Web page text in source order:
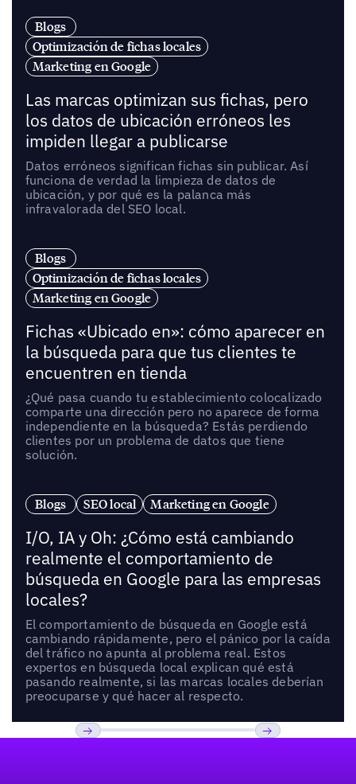
Blogs
Optimización de fichas locales
Marketing en Google
Las marcas optimizan sus fichas, pero
los datos de ubicación erróneos les
impiden llegar a publicarse
Datos erróneos significan fichas sin publicar. Así
funciona de verdad la limpieza de datos de
ubicación, y por qué es la palanca más
infravalorada del SEO local.
Blogs
Optimización de fichas locales
Marketing en Google
Fichas «Ubicado en»: cómo aparecer en
la búsqueda para que tus clientes te
encuentren en tienda
¿Qué pasa cuando tu establecimiento colocalizado
comparte una dirección pero no aparece de forma
independiente en la búsqueda? Estás perdiendo
clientes por un problema de datos que tiene
solución.
Blogs SEO local Marketing en Google
I/O, IA y Oh: ¿Cómo está cambiando
realmente el comportamiento de
búsqueda en Google para las empresas
locales?
El comportamiento de búsqueda en Google está
cambiando rápidamente, pero el pánico por la caída
del tráfico no apunta al problema real. Estos
expertos en búsqueda local explican qué está
pasando realmente, si las marcas locales deberían
preocuparse y qué hacer al respecto.